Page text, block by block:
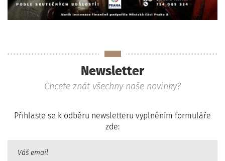
Newsletter
Chcete znát všechny naše novinky?
Přihlaste se k odběru newsletteru vyplněním formuláře
zde: